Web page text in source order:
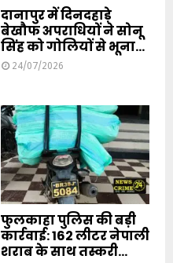
दानापुर में दिनदहाड़े
बेखौफ अपराधियों ने सोनू
सिंह को गोलियों से भूना...
24/07/2026
फुलकाहा पुलिस की बड़ी
कार्रवाई: 162 लीटर नेपाली
शराब के साथ तस्करी...